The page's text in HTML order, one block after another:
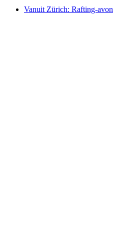
Vanuit Zürich: Rafting-